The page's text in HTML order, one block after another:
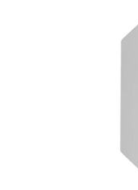
Manualidades